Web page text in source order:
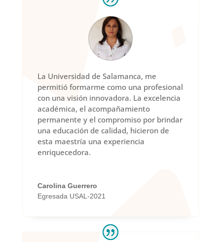
La Universidad de Salamanca, me
permitió formarme como una profesional
con una visión innovadora. La excelencia
académica, el acompañamiento
permanente y el compromiso por brindar
una educación de calidad, hicieron de
esta maestría una experiencia
enriquecedora.
Carolina Guerrero
Egresada USAL-2021